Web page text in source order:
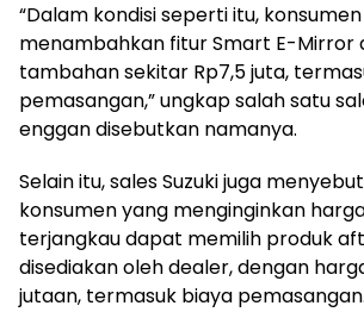
“Dalam kondisi seperti itu,
menambahkan fitur Smart E-Mirror
tambahan sekitar Rp7,5 juta,
pemasangan,” ungkap salah satu
enggan disebutkan namanya.
Selain itu, sales Suzuki juga
konsumen yang menginginkan
terjangkau dapat memilih produk
disediakan oleh dealer, dengan
jutaan, termasuk biaya pemasangan.